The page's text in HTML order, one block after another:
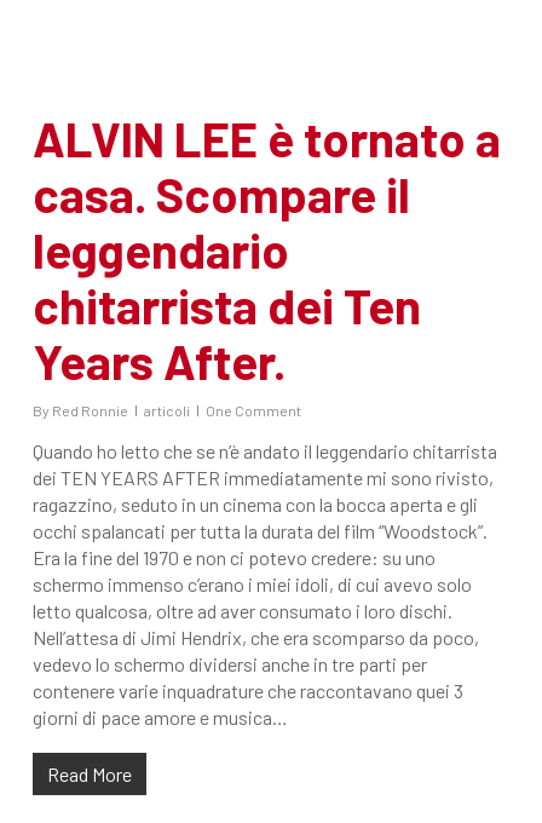
ALVIN LEE è tornato a
casa. Scompare il
leggendario
chitarrista dei Ten
Years After.
By Red Ronnie articoli One Comment
Quando ho letto che se n’è andato il leggendario chitarrista
dei TEN YEARS AFTER immediatamente mi sono rivisto,
ragazzino, seduto in un cinema con la bocca aperta e gli
occhi spalancati per tutta la durata del film “Woodstock”.
Era la fine del 1970 e non ci potevo credere: su uno
schermo immenso c’erano i miei idoli, di cui avevo solo
letto qualcosa, oltre ad aver consumato i loro dischi.
Nell’attesa di Jimi Hendrix, che era scomparso da poco,
vedevo lo schermo dividersi anche in tre parti per
contenere varie inquadrature che raccontavano quei 3
giorni di pace amore e musica…
Read More